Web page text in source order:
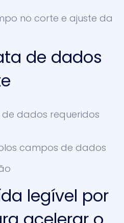
no corte e ajuste da
de dados
dados requeridos
campos de dados
legível por